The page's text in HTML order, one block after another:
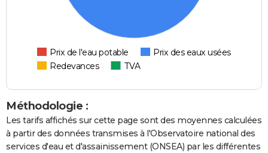
Prix de l'eau potable
Prix des eaux usées
Redevances
TVA
Méthodologie :
Les tarifs affichés sur cette page sont des moyennes calculées
à partir des données transmises à l'Observatoire national des
services d'eau et d'assainissement (ONSEA) par les différentes